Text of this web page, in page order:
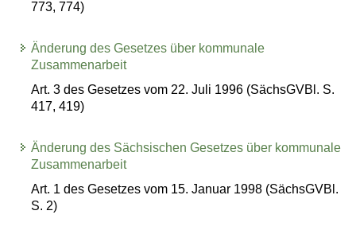
773, 774)
Änderung des Gesetzes über kommunale
Zusammenarbeit
Art. 3 des Gesetzes vom 22. Juli 1996 (SächsGVBl. S.
417, 419)
Änderung des Sächsischen Gesetzes über kommunale
Zusammenarbeit
Art. 1 des Gesetzes vom 15. Januar 1998 (SächsGVBl.
S. 2)